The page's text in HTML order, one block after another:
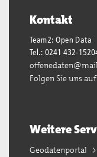
Kontakt
Team2: Open Data
Tel.: 0241 432-
Folgen Sie uns
Weitere
Geodatenportal